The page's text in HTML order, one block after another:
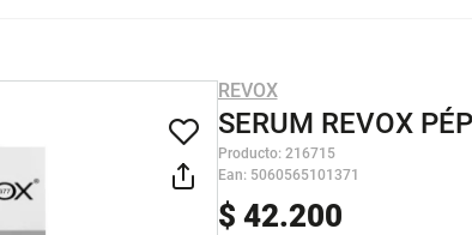
REVOX
SERUM REVOX
Producto: 216715
Ean: 5060565101371
$ 42.200